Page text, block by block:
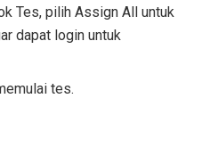
Tes, pilih Assign All untuk
dapat login untuk
tes.